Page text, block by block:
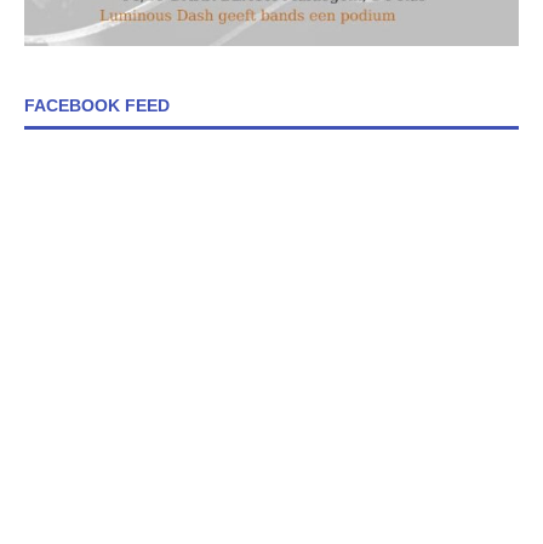
FACEBOOK FEED